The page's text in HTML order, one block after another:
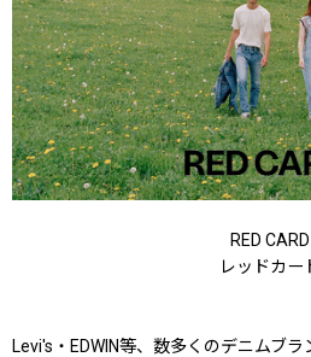
RED CARD
レッドカー
Levi's・EDWIN等、数多くのデニムブ